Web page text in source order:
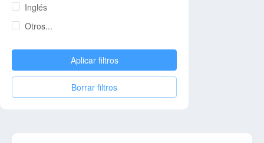
Inglés
Otros...
Aplicar filtros
Borrar filtros